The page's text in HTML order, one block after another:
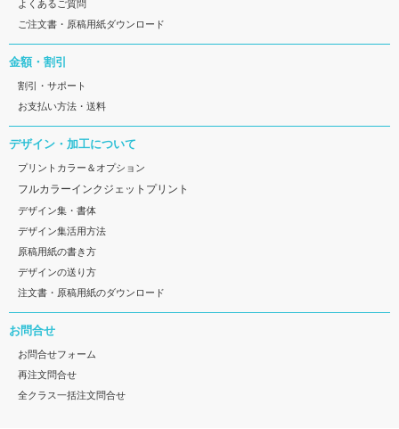
よくあるご質問
ご注文書・原稿用紙ダウンロード
金額・割引
割引・サポート
お支払い方法・送料
デザイン・加工について
プリントカラー＆オプション
フルカラーインクジェットプリント
デザイン集・書体
デザイン集活用方法
原稿用紙の書き方
デザインの送り方
注文書・原稿用紙のダウンロード
お問合せ
お問合せフォーム
再注文問合せ
全クラス一括注文問合せ